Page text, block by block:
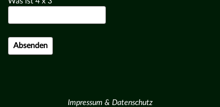
Impressum & Datenschutz